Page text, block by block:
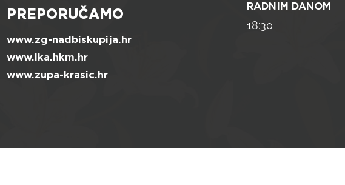
PREPORUČAMO
www.zg-nadbiskupija.hr
www.ika.hkm.hr
www.zupa-krasic.hr
RADNIM DANOM
18:30